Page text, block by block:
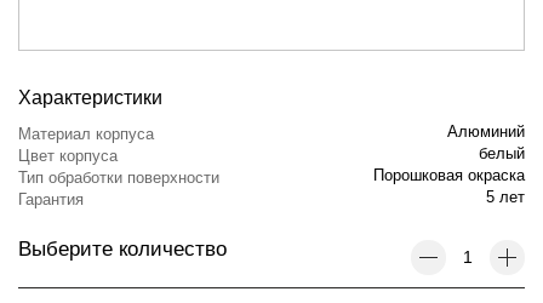
Характеристики
Материал корпуса
Алюминий
Цвет корпуса
белый
Тип обработки поверхности
Порошковая окраска
Гарантия
5 лет
Выберите количество